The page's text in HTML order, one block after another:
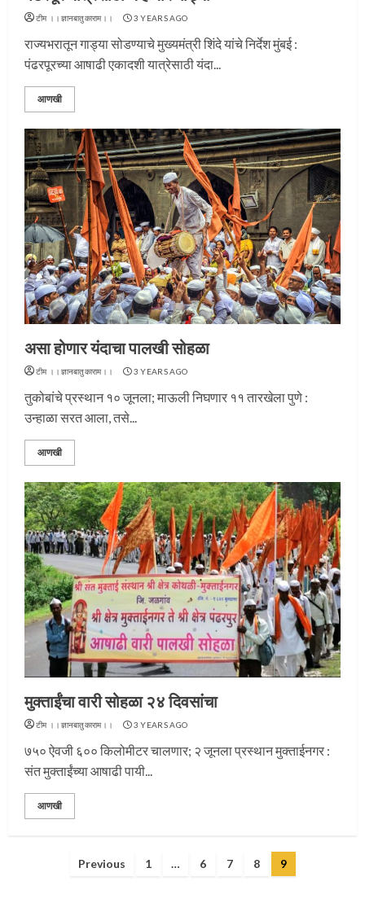
टीम ।।ज्ञानबातुकाराम।। 3 YEARS AGO
राज्यभरातून गाड्या सोडण्याचे मुख्यमंत्री शिंदे यांचे निर्देश मुंबई :
पंढरपूरच्या आषाढी एकादशी यात्रेसाठी यंदा...
आणखी
असा होणार यंदाचा पालखी सोहळा
टीम ।।ज्ञानबातुकाराम।। 3 YEARS AGO
तुकोबांचे प्रस्थान १० जूनला; माऊली निघणार ११ तारखेला पुणे :
उन्हाळा सरत आला, तसे...
आणखी
मुक्ताईंचा वारी सोहळा २४ दिवसांचा
टीम ।।ज्ञानबातुकाराम।। 3 YEARS AGO
७५० ऐवजी ६०० किलोमीटर चालणार; २ जूनला प्रस्थान मुक्ताईनगर :
संत मुक्ताईंच्या आषाढी पायी...
आणखी
Previous 1 … 6 7 8 9
3
प्रस्थान सोहळ्यासाठी आळंदी सज्ज